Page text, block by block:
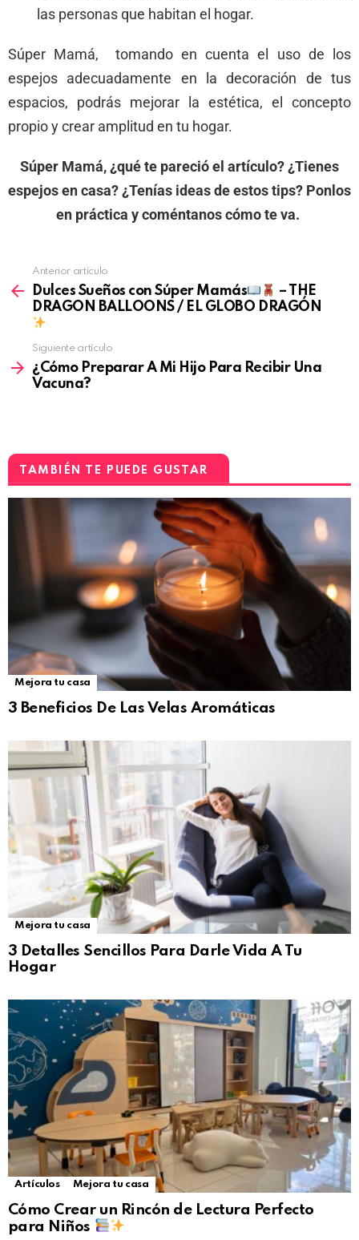
las personas que habitan el hogar.
Súper Mamá, tomando en cuenta el uso de los
espejos adecuadamente en la decoración de tus
espacios, podrás mejorar la estética, el concepto
propio y crear amplitud en tu hogar.
Súper Mamá, ¿qué te pareció el artículo? ¿Tienes
espejos en casa? ¿Tenías ideas de estos tips? Ponlos
en práctica y coméntanos cómo te va.
Anterior artículo
Dulces Sueños con Súper Mamás
– THE
DRAGON BALLOONS / EL GLOBO DRAGÓN
Siguiente artículo
¿Cómo Preparar A Mi Hijo Para Recibir Una
Vacuna?
TAMBIÉN TE PUEDE GUSTAR
Mejora tu casa
3 Beneficios De Las Velas Aromáticas
Mejora tu casa
3 Detalles Sencillos Para Darle Vida A Tu
Hogar
Artículos Mejora tu casa
Cómo Crear un Rincón de Lectura Perfecto
para Niños